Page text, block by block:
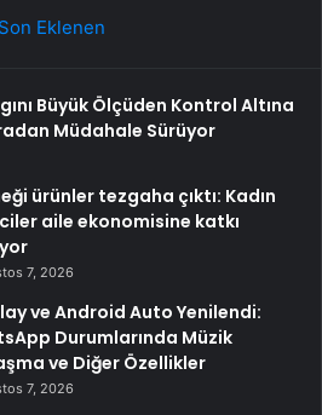
Son Eklenen
Büyük Ölçüden Kontrol Altına
Müdahale Sürüyor
ürünler tezgaha çıktı: Kadın
aile ekonomisine katkı
7, 2026
ve Android Auto Yenilendi:
Durumlarında Müzik
ve Diğer Özellikler
7, 2026